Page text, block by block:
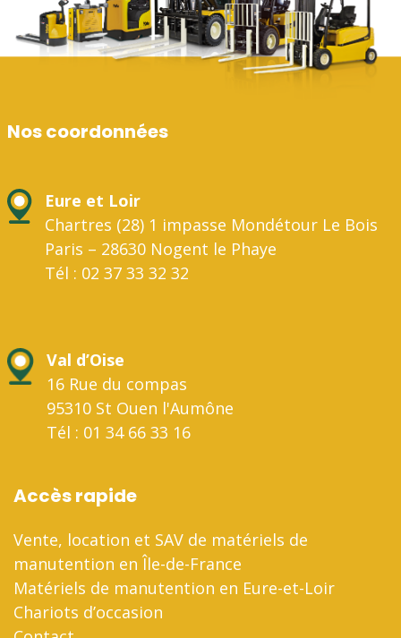
Nos coordonnées
Eure et Loir
Chartres (28) 1 impasse Mondétour Le Bois
Paris – 28630 Nogent le Phaye
Tél : 02 37 33 32 32
Val d’Oise
16 Rue du compas
95310 St Ouen l'Aumône
Tél : 01 34 66 33 16
Accès rapide
Vente, location et SAV de matériels de
manutention en Île-de-France
Matériels de manutention en Eure-et-Loir
Chariots d’occasion